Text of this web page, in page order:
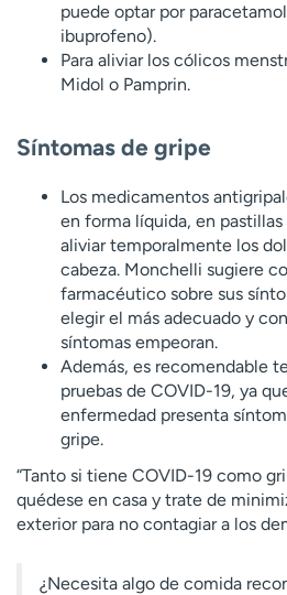
puede optar por
ibuprofeno).
Para aliviar los cólicos
Midol o Pamprin.
Síntomas de gripe
Los medicamentos
en forma líquida, en
aliviar temporalmente los
cabeza. Monchelli sugiere
farmacéutico sobre sus
elegir el más adecuado y
síntomas empeoran.
Además, es recomendable
pruebas de COVID-19, ya
enfermedad presenta
gripe.
“Tanto si tiene COVID-19 como
quédese en casa y trate de
exterior para no contagiar a los
¿Necesita algo de comida